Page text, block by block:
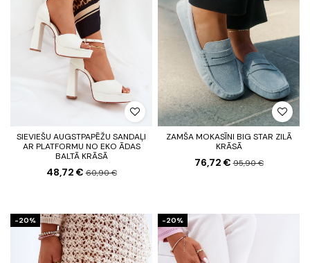
SIEVIEŠU AUGSTPAPĒŽU SANDAĻI
AR PLATFORMU NO EKO ĀDAS
BALTĀ KRĀSĀ
48,72 €60,90 €
ZAMŠA MOKASĪNI BIG STAR ZILĀ
KRĀSĀ
76,72 €95,90 €
-20% -20%